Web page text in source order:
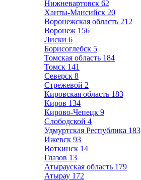
Нижневартовск 62
Ханты-Мансийск 20
Воронежская область 212
Воронеж 156
Лиски 6
Борисоглебск 5
Томская область 184
Томск 141
Северск 8
Стрежевой 2
Кировская область 183
Киров 134
Кирово-Чепецк 9
Слободской 4
Удмуртская Республика 183
Ижевск 93
Воткинск 14
Глазов 13
Атырауская область 179
Атырау 172